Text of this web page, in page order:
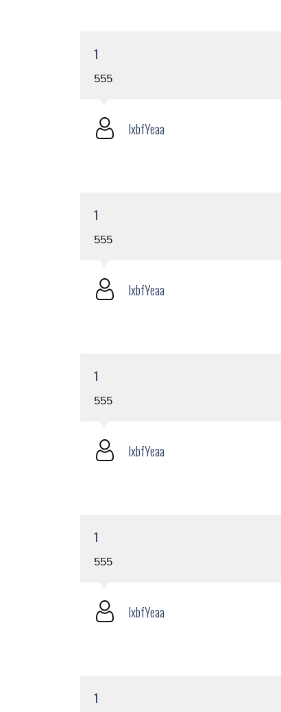
1
555
lxbfYeaa
1
555
lxbfYeaa
1
555
lxbfYeaa
1
555
lxbfYeaa
1